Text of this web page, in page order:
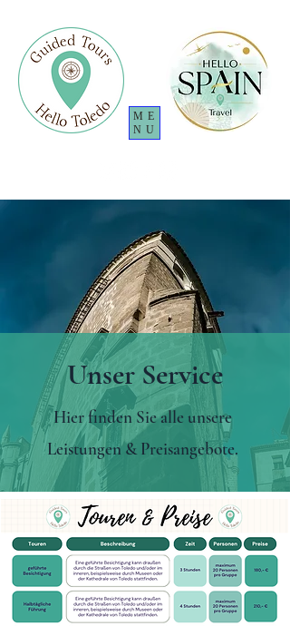
ME
NU
Unser Service
Hier finden Sie alle unsere
Leistungen & Preisangebote.